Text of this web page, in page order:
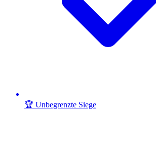
🏆 Unbegrenzte Siege